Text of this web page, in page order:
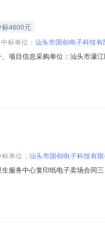
标4600元
中标单位： 汕头市国创电子科技有
项目信息采购单位：汕头市濠
合计￥4600.00大写（人民
单位： 汕头市国创电子科技有
服务中心复印纸电子卖场合同
信大厦）1101号房之1104房